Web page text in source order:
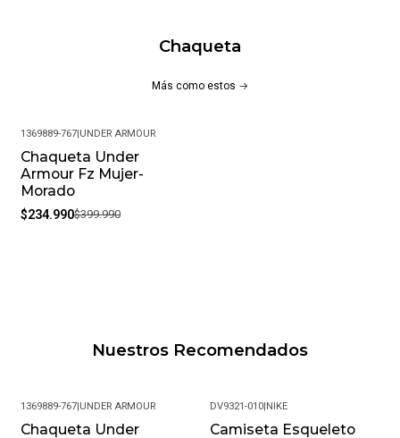
Chaqueta
Más como estos
-41%
1369889-767|UNDER ARMOUR
Chaqueta Under
Armour Fz Mujer-
Morado
$234.990$399.990
Nuestros Recomendados
-41%
1369889-767| UNDER ARMOUR
Chaqueta Under
DV9321-010 NIKE
Camiseta Esqueleto